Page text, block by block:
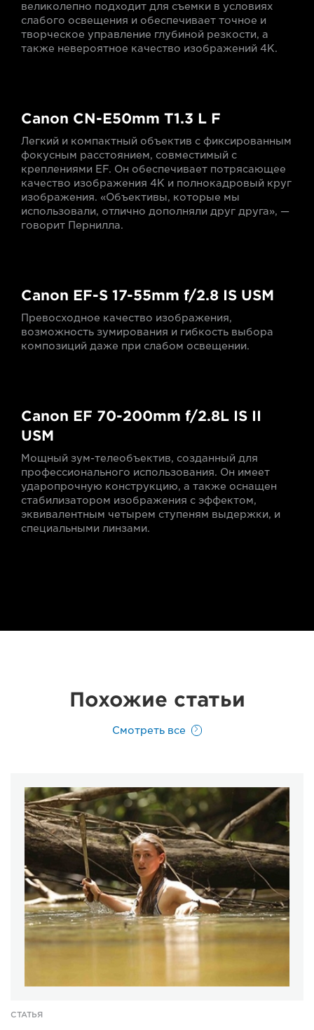
великолепно подходит для съемки в условиях
слабого освещения и обеспечивает точное и
творческое управление глубиной резкости, а
также невероятное качество изображений 4K.
Canon CN-E50mm T1.3 L F
Легкий и компактный объектив с фиксированным
фокусным расстоянием, совместимый с
креплениями EF. Он обеспечивает потрясающее
качество изображения 4K и полнокадровый круг
изображения. «Объективы, которые мы
использовали, отлично дополняли друг друга», —
говорит Пернилла.
Canon EF-S 17-55mm f/2.8 IS USM
Превосходное качество изображения,
возможность зумирования и гибкость выбора
композиций даже при слабом освещении.
Canon EF 70-200mm f/2.8L IS II
USM
Мощный зум-телеобъектив, созданный для
профессионального использования. Он имеет
ударопрочную конструкцию, а также оснащен
стабилизатором изображения с эффектом,
эквивалентным четырем ступеням выдержки, и
специальными линзами.
Похожие статьи
Смотреть все
СТАТЬЯ